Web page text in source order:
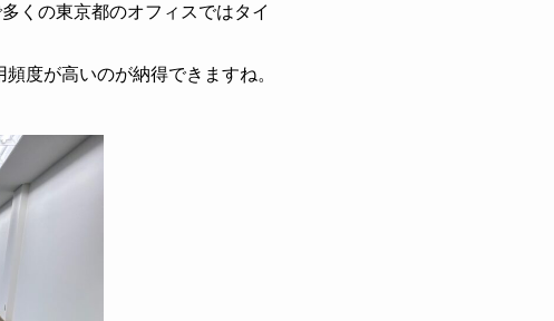
くの東京都のオフィスではタイ
度が高いのが納得できますね。